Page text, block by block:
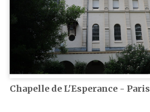
Chapelle de L'Esperance - Paris